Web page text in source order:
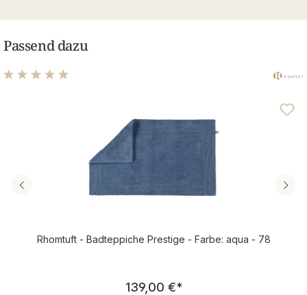
Passend dazu
Rhomtuft - Badteppiche Prestige - Farbe: aqua - 78
Regulärer Preis:
139,00 €*